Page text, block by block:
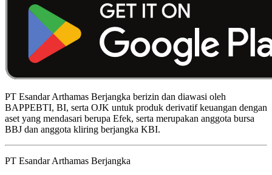
PT Esandar Arthamas Berjangka berizin dan diawasi oleh
BAPPEBTI, BI, serta OJK untuk produk derivatif keuangan dengan
aset yang mendasari berupa Efek, serta merupakan anggota bursa
BBJ dan anggota kliring berjangka KBI.
PT Esandar Arthamas Berjangka